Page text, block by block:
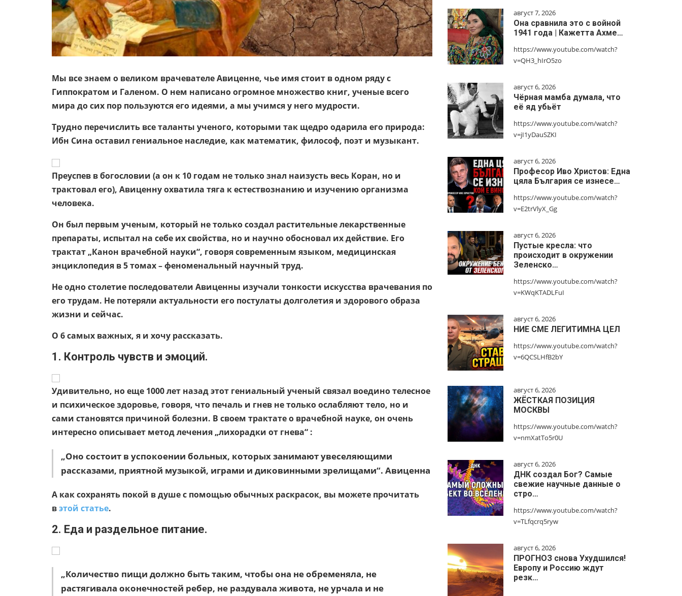
Мы все знаем о великом врачевателе Авиценне, чье имя стоит в одном ряду с
Гиппократом и Галеном. О нем написано огромное множество книг, ученые всего
мира до сих пор пользуются его идеями, а мы учимся у него мудрости.
Трудно перечислить все таланты ученого, которыми так щедро одарила его природа:
Ибн Сина оставил гениальное наследие, как математик, философ, поэт и музыкант.
Преуспев в богословии (а он к 10 годам не только знал наизусть весь Коран, но и
трактовал его), Авиценну охватила тяга к естествознанию и изучению организма
человека.
Он был первым ученым, который не только создал растительные лекарственные
препараты, испытал на себе их свойства, но и научно обосновал их действие. Его
трактат „Канон врачебной науки“, говоря современным языком, медицинская
энциклопедия в 5 томах – феноменальный научный труд.
Не одно столетие последователи Авиценны изучали тонкости искусства врачевания по
его трудам. Не потеряли актуальности его постулаты долголетия и здорового образа
жизни и сейчас.
О 6 самых важных, я и хочу рассказать.
1. Контроль чувств и эмоций.
Удивительно, но еще 1000 лет назад этот гениальный ученый связал воедино телесное
и психическое здоровье, говоря, что печаль и гнев не только ослабляют тело, но и
сами становятся причиной болезни. В своем трактате о врачебной науке, он очень
интересно описывает метод лечения „лихорадки от гнева“ :
„Оно состоит в успокоении больных, которых занимают увеселяющими
рассказами, приятной музыкой, играми и диковинными зрелищами“. Авиценна
А как сохранять покой в душе с помощью обычных раскрасок, вы можете прочитать
вэтой статье.
2. Еда и раздельное питание.
„Количество пищи должно быть таким, чтобы она не обременяла, не
растягивала оконечностей ребер, не раздувала живота, не урчала и не
август 7, 2026
Она сравнила это с войной
1941 года | Кажетта Ахме…
https://www.youtube.com/watch?
v=QH3_hIrO5zo
август 6, 2026
Чёрная мамба думала, что
её яд убьёт
https://www.youtube.com/watch?
v=jI1yDauSZKI
август 6, 2026
Професор Иво Христов: Една
цяла България се изнесе…
https://www.youtube.com/watch?
v=E2trVlyX_Gg
август 6, 2026
Пустые кресла: что
происходит в окружении
Зеленско…
https://www.youtube.com/watch?
v=KWqKTADLFuI
август 6, 2026
НИЕ СМЕ ЛЕГИТИМНА ЦЕЛ
https://www.youtube.com/watch?
v=6QCSLHfB2bY
август 6, 2026
ЖЁСТКАЯ ПОЗИЦИЯ
МОСКВЫ
https://www.youtube.com/watch?
v=nmXatTo5r0U
август 6, 2026
ДНК создал Бог? Самые
свежие научные данные о
стро…
https://www.youtube.com/watch?
v=TLfqcrq5ryw
август 6, 2026
ПРОГНОЗ снова Ухудшился!
Европу и Россию ждут
резк…